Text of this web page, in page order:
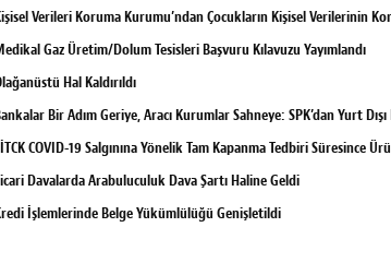
Verileri Koruma Kurumu’ndan Çocukların Kişisel Verilerinin
Gaz Üretim/Dolum Tesisleri Başvuru Kılavuzu Yayımlandı
Hal Kaldırıldı
Bir Adım Geriye, Aracı Kurumlar Sahneye: SPK’dan Yurt
COVID-19 Salgınına Yönelik Tam Kapanma Tedbiri Süresince
Davalarda Arabuluculuk Dava Şartı Haline Geldi
İşlemlerinde Belge Yükümlülüğü Genişletildi